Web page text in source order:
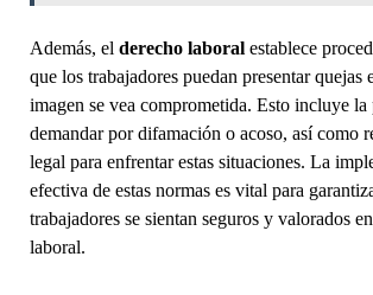
Además, el derecho laboralestablece
que los trabajadores puedan presentar quejas
imagen se vea comprometida. Esto incluye
demandar por difamación o acoso, así como
legal para enfrentar estas situaciones. La
efectiva de estas normas es vital para
trabajadores se sientan seguros y valorados
laboral.